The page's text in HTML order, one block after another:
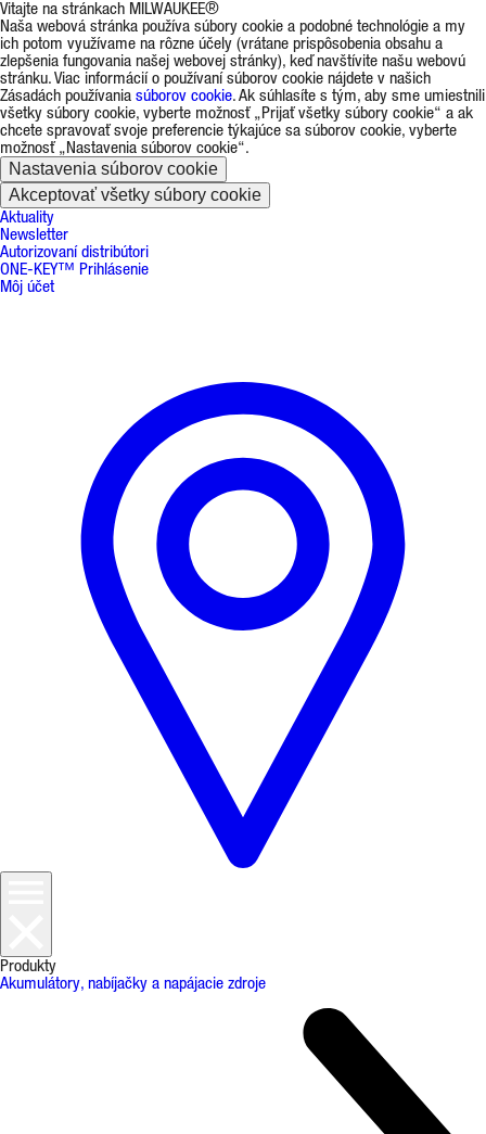
Vitajte na stránkach MILWAUKEE®
Naša webová stránka používa súbory cookie a podobné technológie a my
ich potom využívame na rôzne účely (vrátane prispôsobenia obsahu a
zlepšenia fungovania našej webovej stránky), keď navštívite našu webovú
stránku. Viac informácií o používaní súborov cookie nájdete v našich
Zásadách používania súborov cookie. Ak súhlasíte s tým, aby sme umiestnili
všetky súbory cookie, vyberte možnosť „Prijať všetky súbory cookie“ a ak
chcete spravovať svoje preferencie týkajúce sa súborov cookie, vyberte
možnosť „Nastavenia súborov cookie“.
Nastavenia súborov cookie
Akceptovať všetky súbory cookie
Aktuality
Newsletter
Autorizovaní distribútori
ONE-KEY™ Prihlásenie
Môj účet
Produkty
Akumulátory, nabíjačky a napájacie zdroje